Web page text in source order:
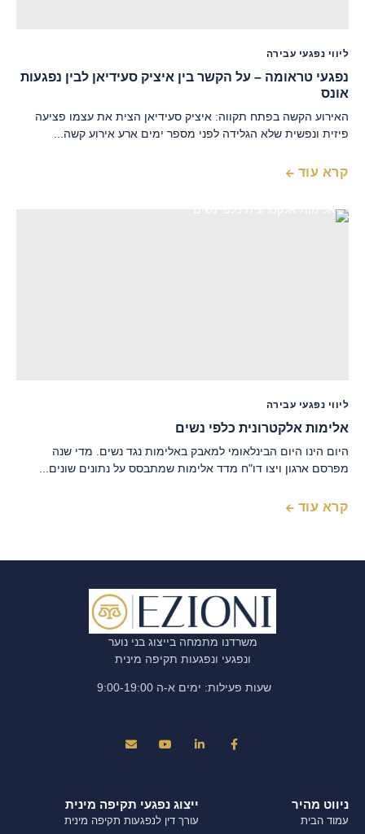
ליווי נפגעי עבירה
נפגעי טראומה – על הקשר בין איציק סעידיאן לבין נפגעות
אונס
האירוע הקשה בפתח תקווה: איציק סעידיאן הצית את עצמו פציעה
פיזית ונפשית שלא הגלידה לפני מספר ימים ארע אירוע קשה...
קרא עוד
ליווי נפגעי עבירה
אלימות אלקטרונית כלפי נשים
היום הינו היום הבינלאומי למאבק באלימות נגד נשים. מדי שנה
מפרסם ארגון ויצו דו"ח מדד אלימות שמתבסס על נתונים שונים...
קרא עוד
משרדנו מתמחה בייצוג בני נוער
ונפגעי ונפגעות תקיפה מינית
שעות פעילות: ימים א-ה 9:00-19:00
ניווט מהיר
עמוד הבית
ייצוג נפגעי תקיפה מינית
עורך דין לנפגעות תקיפה מינית